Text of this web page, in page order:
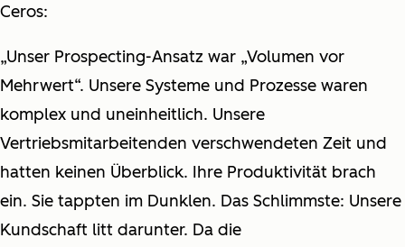
Ceros:
„Unser Prospecting-Ansatz war „Volumen vor
Mehrwert“. Unsere Systeme und Prozesse waren
komplex und uneinheitlich. Unsere
Vertriebsmitarbeitenden verschwendeten Zeit und
hatten keinen Überblick. Ihre Produktivität brach
ein. Sie tappten im Dunklen. Das Schlimmste: Unsere
Kundschaft litt darunter. Da die